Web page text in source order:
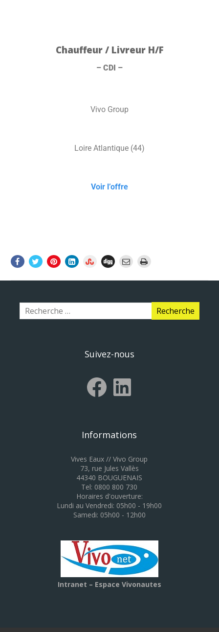
Chauffeur / Livreur H/F
– CDI –
Vivo Group
Loire Atlantique (44)
Voir l’offre
Suivez-nous
Informations
Vives Eaux // Vivo Group
73, rue Jules Vallès
44340 BOUGUENAIS
Tel: 0800 800 730
Horaires d'ouverture:
Lundi au Vendredi: 05h00 - 19h00
Samedi: 05h00 - 12h00
Intranet – Espace Vivonautes